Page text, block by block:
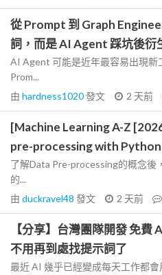
從 Prompt 到 Graph
詞，而是 AI Agent 踩坑後衍
AI Agent 可能是近年最容易出現新
Prom...
由 hardness1020發文 2 天前
[Machine Learning A-Z
pre-processing with Python
了解Data Pre-processing的概念後
的...
由 duckravel48 發文 2 天前
【分享】台灣團隊開發 免
不用再到處找提示詞了
最近 AI 幾乎已經變成每天工作都